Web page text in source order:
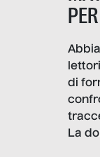
di
La